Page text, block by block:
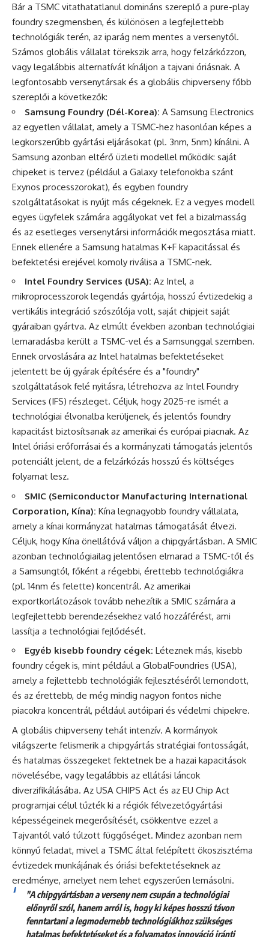
Bár a TSMC vitathatatlanul domináns szereplő a pure-play
foundry szegmensben, és különösen a legfejlettebb
technológiák terén, az iparág nem mentes a versenytől.
Számos globális vállalat törekszik arra, hogy felzárkózzon,
vagy legalábbis alternatívát kínáljon a tajvani óriásnak. A
legfontosabb versenytársak és a globális chipverseny főbb
szereplői a következők:
Samsung Foundry (Dél-Korea): A Samsung Electronics
az egyetlen vállalat, amely a TSMC-hez hasonlóan képes a
legkorszerűbb gyártási eljárásokat (pl. 3nm, 5nm) kínálni. A
Samsung azonban eltérő üzleti modellel működik: saját
chipeket is tervez (például a Galaxy telefonokba szánt
Exynos processzorokat), és egyben foundry
szolgáltatásokat is nyújt más cégeknek. Ez a vegyes modell
egyes ügyfelek számára aggályokat vet fel a bizalmasság
és az esetleges versenytársi információk megosztása miatt.
Ennek ellenére a Samsung hatalmas K+F kapacitással és
befektetési erejével komoly riválisa a TSMC-nek.
Intel Foundry Services (USA): Az Intel, a
mikroprocesszorok legendás gyártója, hosszú évtizedekig a
vertikális integráció szószólója volt, saját chipjeit saját
gyáraiban gyártva. Az elmúlt években azonban technológiai
lemaradásba került a TSMC-vel és a Samsunggal szemben.
Ennek orvoslására az Intel hatalmas befektetéseket
jelentett be új gyárak építésére és a "foundry"
szolgáltatások felé nyitásra, létrehozva az Intel Foundry
Services (IFS) részleget. Céljuk, hogy 2025-re ismét a
technológiai élvonalba kerüljenek, és jelentős foundry
kapacitást biztosítsanak az amerikai és európai piacnak. Az
Intel óriási erőforrásai és a kormányzati támogatás jelentős
potenciált jelent, de a felzárkózás hosszú és költséges
folyamat lesz.
SMIC (Semiconductor Manufacturing International
Corporation, Kína): Kína legnagyobb foundry vállalata,
amely a kínai kormányzat hatalmas támogatását élvezi.
Céljuk, hogy Kína önellátóvá váljon a chipgyártásban. A SMIC
azonban technológiailag jelentősen elmarad a TSMC-től és
a Samsungtól, főként a régebbi, érettebb technológiákra
(pl. 14nm és felette) koncentrál. Az amerikai
exportkorlátozások tovább nehezítik a SMIC számára a
legfejlettebb berendezésekhez való hozzáférést, ami
lassítja a technológiai fejlődését.
Egyéb kisebb foundry cégek: Léteznek más, kisebb
foundry cégek is, mint például a GlobalFoundries (USA),
amely a fejlettebb technológiák fejlesztéséről lemondott,
és az érettebb, de még mindig nagyon fontos niche
piacokra koncentrál, például autóipari és védelmi chipekre.
A globális chipverseny tehát intenzív. A kormányok
világszerte felismerik a chipgyártás stratégiai fontosságát,
és hatalmas összegeket fektetnek be a hazai kapacitások
növelésébe, vagy legalábbis az ellátási láncok
diverzifikálásába. Az USA CHIPS Act és az EU Chip Act
programjai célul tűzték ki a régiók félvezetőgyártási
képességeinek megerősítését, csökkentve ezzel a
Tajvantól való túlzott függőséget. Mindez azonban nem
könnyű feladat, mivel a TSMC által felépített ökoszisztéma
évtizedek munkájának és óriási befektetéseknek az
eredménye, amelyet nem lehet egyszerűen lemásolni.
"A chipgyártásban a verseny nem csupán a technológiai
előnyről szól, hanem arról is, hogy ki képes hosszú távon
fenntartani a legmodernebb technológiákhoz szükséges
hatalmas befektetéseket és a folyamatos innováció iránti